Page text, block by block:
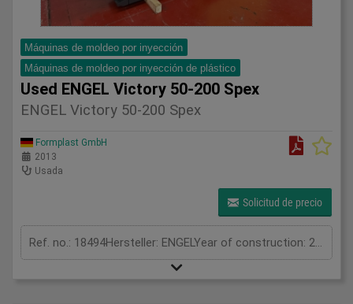
Máquinas de moldeo por inyección
Máquinas de moldeo por inyección de plástico
Used ENGEL Victory 50-200 Spex
ENGEL Victory 50-200 Spex
Formplast GmbH
2013
Usada
Solicitud de precio
Ref. no.: 18494Hersteller: ENGELYear of construction: 2013Clamping unitClamping force: 50 tonOpening stroke: 400 mmMould height min.: 200 mmOpening width: 600 mmPlaten size (h x v): 500 X 450 mmInjection unitScrew diameter: 25 mmInjection volume: 69 cm³Shot weight: 62 gInjection pressure: 2400 barMeasurements and weightDimensions: 3,4 x 1,3 x 1,8 mMachine weight: 2900 kgAdditional information & extrasCore pull: 1 pcs